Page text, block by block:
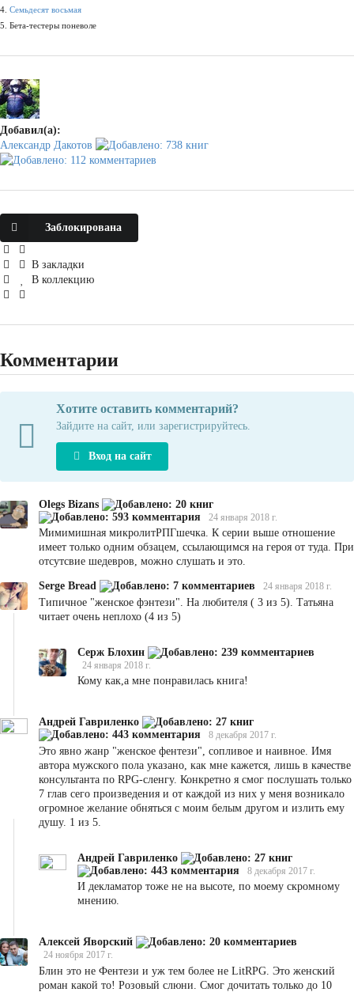
4. Семьдесят восьмая
5. Бета-тестеры поневоле
Добавил(а):
Александр Дакотов
Заблокирована
В закладки
В коллекцию
Комментарии
Хотите оставить комментарий?
Зайдите на сайт, или зарегистрируйтесь.
Вход на сайт
Olegs Bizans
24 января 2018 г.
Мимимишная микролитРПГшечка. К серии выше отношение
имеет только одним обзацем, ссылающимся на героя от туда. При
отсутсвие шедевров, можно слушать и это.
Serge Bread 24 января 2018 г.
Типичное "женское фэнтези". На любителя ( 3 из 5). Татьяна
читает очень неплохо (4 из 5)
Серж Блохин
24 января 2018 г.
Кому как,а мне понравилась книга!
Андрей Гавриленко
8 декабря 2017 г.
Это явно жанр "женское фентези", сопливое и наивное. Имя
автора мужского пола указано, как мне кажется, лишь в качестве
консультанта по RPG-сленгу. Конкретно я смог послушать только
7 глав сего произведения и от каждой из них у меня возникало
огромное желание обняться с моим белым другом и излить ему
душу. 1 из 5.
Андрей Гавриленко
8 декабря 2017 г.
И декламатор тоже не на высоте, по моему скромному
мнению.
Алексей Яворский
24 ноября 2017 г.
Блин это не Фентези и уж тем более не LitRPG. Это женский
роман какой то! Розовый слюни. Смог дочитать только до 10